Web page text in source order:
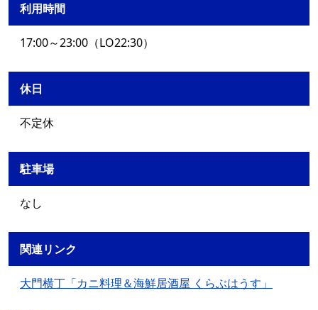
利用時間
17:00～23:00（LO22:30）
休日
不定休
駐車場
なし
関連リンク
大門横丁「カニ料理＆海鮮居酒屋 くらぶはうす」